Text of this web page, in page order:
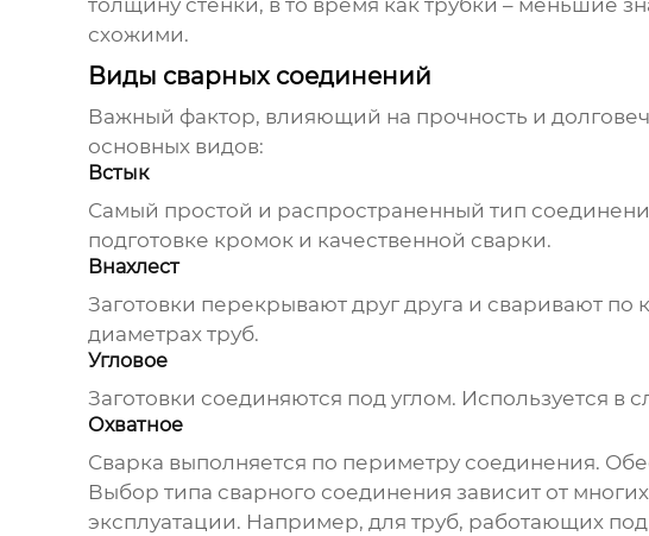
толщину стенки, в то время как трубки – меньшие
схожими.
Виды сварных соединений
Важный фактор, влияющий на прочность и
основных видов:
Встык
Самый простой и распространенный тип
подготовке кромок и качественной сварки.
Внахлест
Заготовки перекрывают друг друга и сваривают
диаметрах труб.
Угловое
Заготовки соединяются под углом. Используется в
Охватное
Сварка выполняется по периметру соединения.
Выбор типа сварного соединения зависит от
эксплуатации. Например, для труб, работающих